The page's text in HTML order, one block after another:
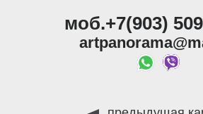
моб.+7(903)